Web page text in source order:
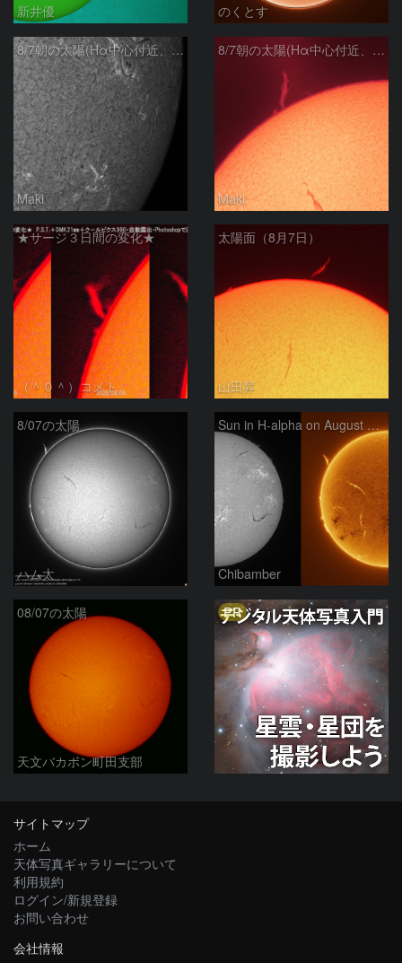
新井優 のくとす
8/7朝の太陽(Hα中心付近、4498、4502付近)
Maki
8/7朝の太陽(Hα中心付近、プロミネンス)
Maki
★サージ３日間の変化★
（＾０＾）コメト
太陽面（8月7日）
山田昇
8/07の太陽
ハム太
Sun in H-alpha on August 7, 2026
Chibamber
08/07の太陽
天文バカボン町田支部
PR
サイトマップ
ホーム
天体写真ギャラリーについて
利用規約
ログイン/新規登録
お問い合わせ
会社情報